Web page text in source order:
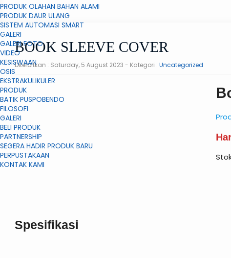
PRODUK OLAHAN BAHAN ALAMI
PRODUK DAUR ULANG
SISTEM AUTOMASI SMART
GALERI
GALERI FOTO
VIDEO
KESISWAAN
OSIS
EKSTRAKULIKULER
PRODUK
BATIK PUSPOBENDO
FILOSOFI
GALERI
BELI PRODUK
PARTNERSHIP
SEGERA HADIR PRODUK BARU
PERPUSTAKAAN
KONTAK KAMI
BOOK SLEEVE COVER
Diterbitkan : Saturday, 5 August 2023 - Kategori : Uncategorized
Spesifikasi